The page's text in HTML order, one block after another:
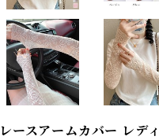
レースアームカバー レデ